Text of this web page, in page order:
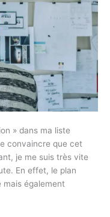
» dans ma liste
convaincre que cet
je me suis très vite
En effet, le plan
mais également